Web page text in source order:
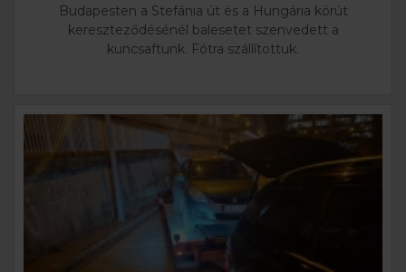
Budapesten a Stefánia út és a Hungária körút
kereszteződésénél balesetet szenvedett a
kuncsaftunk. Fótra szállítottuk.